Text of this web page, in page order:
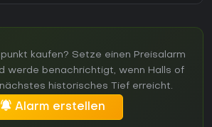
kaufen? Setze einen Preisalarm
werde benachrichtigt, wenn Halls of
nächstes historisches Tief erreicht.
Alarm erstellen